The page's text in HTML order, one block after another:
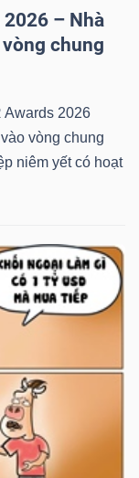
– Nhà
chung
Awards 2026
vòng chung
niêm yết có hoạt